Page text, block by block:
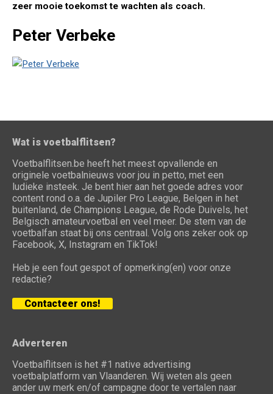
zeer mooie toekomst te wachten als coach.
Peter Verbeke
Wat is voetbalflitsen?
Voetbalflitsen.be heeft het meest opvallende en
originele voetbalnieuws voor jou in petto, met een
ludieke insteek. Je bent hier aan het goede adres voor
content rond o.a. de Jupiler Pro League, Belgen in het
buitenland, de Champions League, de Rode Duivels, het
Belgisch amateurvoetbal en veel meer. De stem van de
voetbalfan staat bij ons centraal. Volg ons zeker ook op
Facebook, X, Instagram en TikTok!
Heb je een fout gespot of opmerking(en) voor onze
redactie?
Contacteer ons!
Adverteren
Voetbalflitsen is het #1 native advertising
voetbalplatform van Vlaanderen. Wij weten als geen
ander uw merk en/of campagne door te vertalen naar